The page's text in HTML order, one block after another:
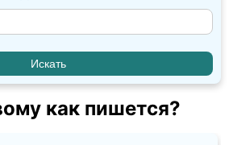
как пишется?